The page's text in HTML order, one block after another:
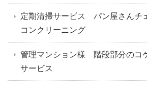
定期清掃サービス パン屋さん
コンクリーニング
管理マンション様 階段部分の
サービス